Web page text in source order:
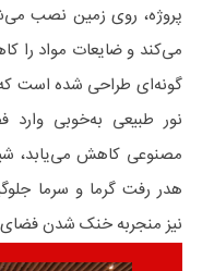
پروژه، روی زمین نصب
می‌کند و ضایعات مواد را
گونه‌ای طراحی شده است
نور طبیعی به‌خوبی وارد
مصنوعی کاهش می‌یابد،
هدر رفت گرما و سرما
نیز منجربه خنک شدن